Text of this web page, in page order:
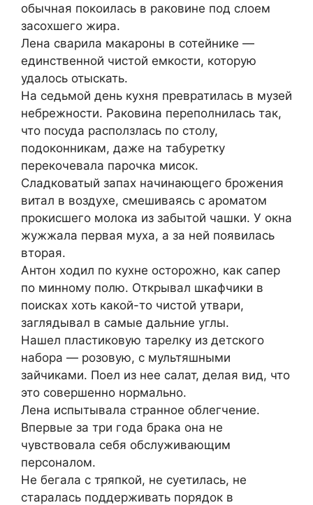
обычная покоилась в раковине под слоем
засохшего жира.
Лена сварила макароны в сотейнике —
единственной чистой емкости, которую
удалось отыскать.
На седьмой день кухня превратилась в музей
небрежности. Раковина переполнилась так,
что посуда расползлась по столу,
подоконникам, даже на табуретку
перекочевала парочка мисок.
Сладковатый запах начинающего брожения
витал в воздухе, смешиваясь с ароматом
прокисшего молока из забытой чашки. У окна
жужжала первая муха, а за ней появилась
вторая.
Антон ходил по кухне осторожно, как сапер
по минному полю. Открывал шкафчики в
поисках хоть какой-то чистой утвари,
заглядывал в самые дальние углы.
Нашел пластиковую тарелку из детского
набора — розовую, с мультяшными
зайчиками. Поел из нее салат, делая вид, что
это совершенно нормально.
Лена испытывала странное облегчение.
Впервые за три года брака она не
чувствовала себя обслуживающим
персоналом.
Не бегала с тряпкой, не суетилась, не
старалась поддерживать порядок в